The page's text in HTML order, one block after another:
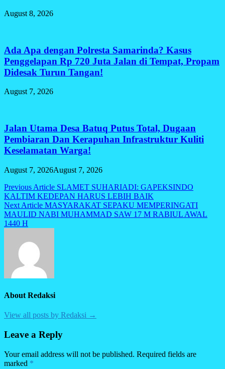
August 8, 2026
Ada Apa dengan Polresta Samarinda? Kasus
Penggelapan Rp 720 Juta Jalan di Tempat, Propam
Didesak Turun Tangan!
August 7, 2026
Jalan Utama Desa Batuq Putus Total, Dugaan
Pembiaran Dan Kerapuhan Infrastruktur Kuliti
Keselamatan Warga!
August 7, 2026August 7, 2026
Post
navigation
Previous Article SLAMET SUHARIADI: GAPEKSINDO
KALTIM KEDEPAN HARUS LEBIH BAIK
Next Article MASYARAKAT SEPAKU MEMPERINGATI
MAULID NABI MUHAMMAD SAW 17 M RABIUL AWAL
1440 H
About Redaksi
View all posts by Redaksi →
Leave a Reply
Your email address will not be published. Required fields are
marked *